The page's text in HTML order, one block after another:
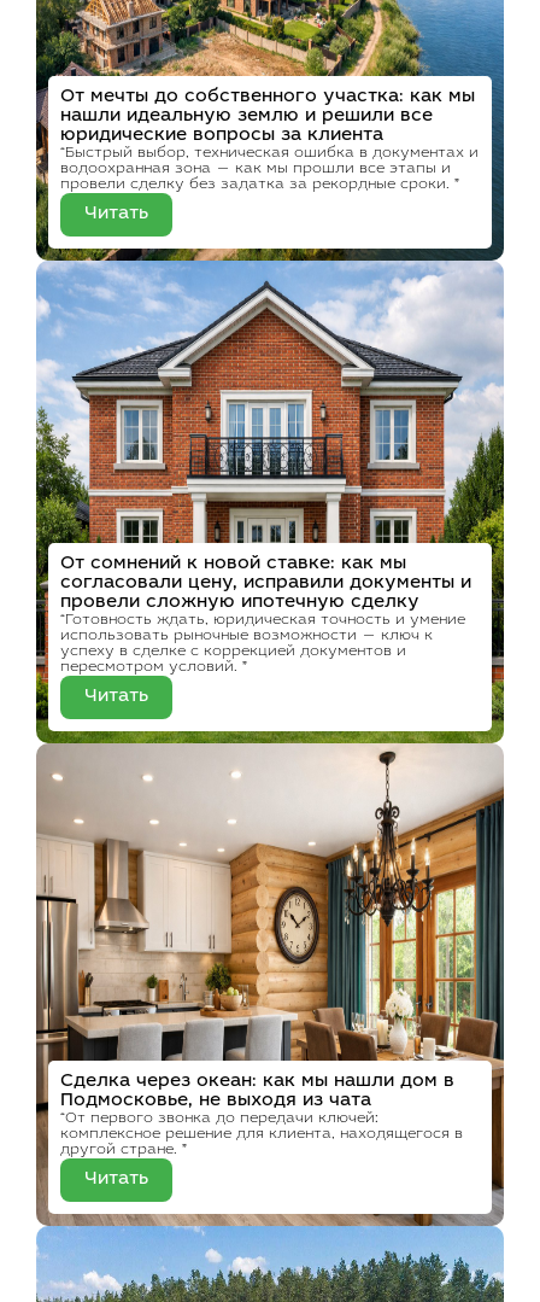
От мечты до собственного участка: как мы
нашли идеальную землю и решили все
юридические вопросы за клиента
“Быстрый выбор, техническая ошибка в документах и
водоохранная зона — как мы прошли все этапы и
провели сделку без задатка за рекордные сроки. ”
Читать
От сомнений к новой ставке: как мы
согласовали цену, исправили документы и
провели сложную ипотечную сделку
“Готовность ждать, юридическая точность и умение
использовать рыночные возможности — ключ к
успеху в сделке с коррекцией документов и
пересмотром условий. ”
Читать
Сделка через океан: как мы нашли дом в
Подмосковье, не выходя из чата
“От первого звонка до передачи ключей:
комплексное решение для клиента, находящегося в
другой стране. ”
Читать